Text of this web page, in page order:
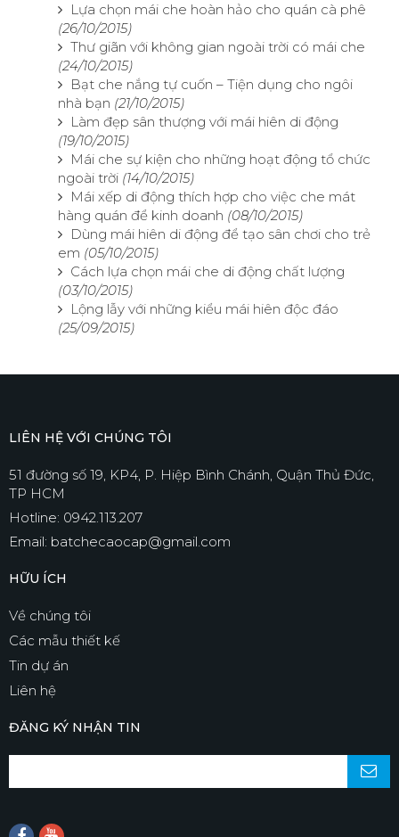
Lựa chọn mái che hoàn hảo cho quán cà phê
(26/10/2015)
Thư giãn với không gian ngoài trời có mái che
(24/10/2015)
Bạt che nắng tự cuốn – Tiện dụng cho ngôi
nhà bạn (21/10/2015)
Làm đẹp sân thượng với mái hiên di động
(19/10/2015)
Mái che sự kiện cho những hoạt động tổ chức
ngoài trời (14/10/2015)
Mái xếp di động thích hợp cho việc che mát
hàng quán để kinh doanh (08/10/2015)
Dùng mái hiên di động để tạo sân chơi cho trẻ
em (05/10/2015)
Cách lựa chọn mái che di động chất lượng​
(03/10/2015)
Lộng lẫy với những kiểu mái hiên độc đáo
(25/09/2015)
LIÊN HỆ VỚI CHÚNG TÔI
51 đường số 19, KP4, P. Hiệp Bình Chánh, Quận Thủ Đức,
TP HCM
Hotline: 0942.113.207
Email: batchecaocap@gmail.com
HỮU ÍCH
Về chúng tôi
Các mẫu thiết kế
Tin dự án
Liên hệ
ĐĂNG KÝ NHẬN TIN